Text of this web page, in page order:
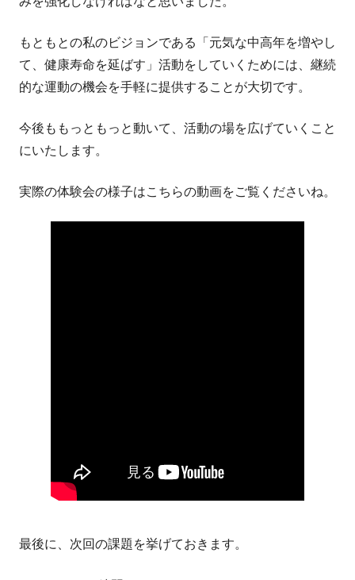
もともとの私のビジョンである「元気な中高年を増やし
て、健康寿命を延ばす」活動をしていくためには、継続
的な運動の機会を手軽に提供することが大切です。
今後ももっともっと動いて、活動の場を広げていくこと
にいたします。
実際の体験会の様子はこちらの動画をご覧くださいね。
最後に、次回の課題を挙げておきます。